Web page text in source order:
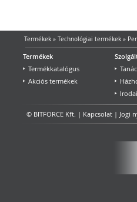
Termékek» Technológiai termékek»
Termékek
Termékkatalógus
Akciós termékek
© BITFORCE Kft. | Kapcsolat | Jogi